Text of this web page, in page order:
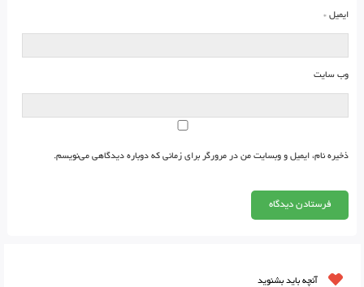
ایمیل *
وب‌ سایت
ذخیره نام، ایمیل و وبسایت من در مرورگر برای زمانی که دوباره دیدگاهی می‌نویسم.
آنچه باید بشنوید